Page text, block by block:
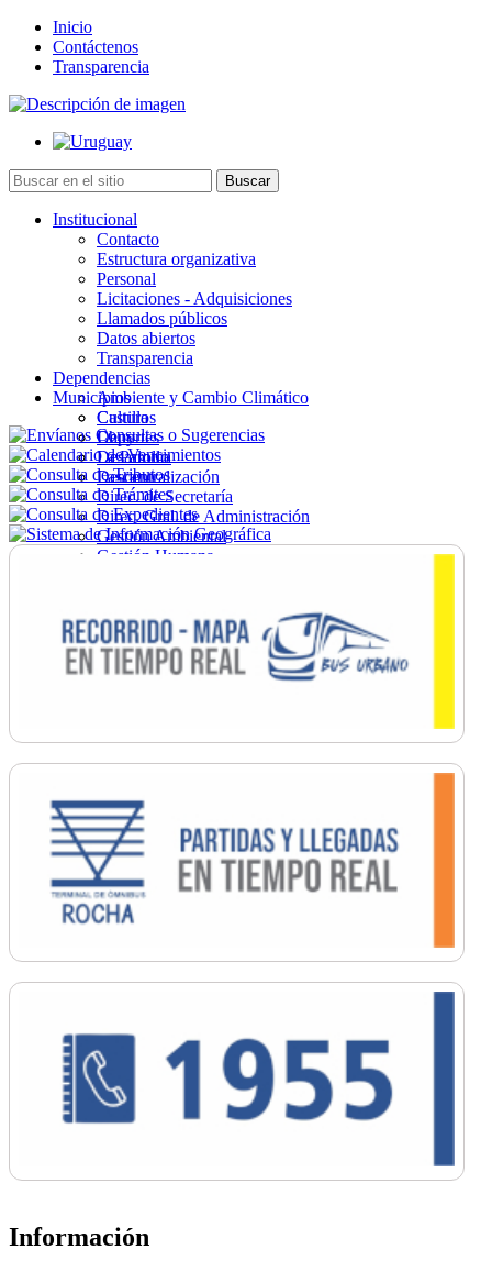
Inicio
Contáctenos
Transparencia
Institucional
Contacto
Estructura organizativa
Personal
Licitaciones - Adquisiciones
Llamados públicos
Datos abiertos
Transparencia
Dependencias
Ambiente y Cambio Climático
Cultura
Deportes
Desarrollo
Descentralización
Direc. de Secretaría
Direc. Gral. de Administración
Gestión Ambiental
Gestión Humana
Ordenamiento
Promoción Social
Salud
Secretaría General
Municipios
Castillos
Chuy
La Paloma
Lascano
Información